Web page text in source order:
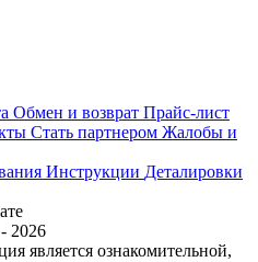
Обмен и возврат Прайс-лист
Стать партнером Жалобы и
Инструкции Деталировки
2026
является ознакомительной,